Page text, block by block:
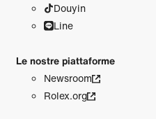
Douyin
Line
Le nostre piattaforme
Newsroom
Rolex.org